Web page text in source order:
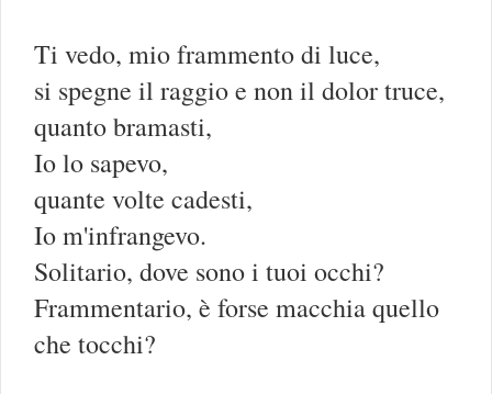
Ti vedo, mio frammento di luce,
si spegne il raggio e non il dolor truce,
quanto bramasti,
Io lo sapevo,
quante volte cadesti,
Io m'infrangevo.
Solitario, dove sono i tuoi occhi?
Frammentario, è forse macchia quello
che tocchi?